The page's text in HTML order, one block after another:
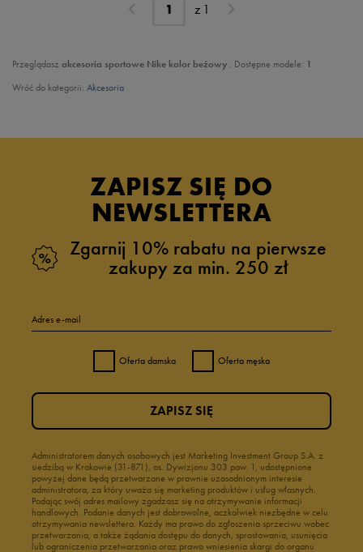
z 1
Przeglądasz akcesoria sportowe Nike kolor beżowy . Dostępne modele: 1
Wróć do kategorii: Akcesoria
ZAPISZ SIĘ DO
NEWSLETTERA
Zgarnij 10% rabatu na pierwsze
zakupy za min. 250 zł
Adres e-mail
Oferta damska Oferta męska
Administratorem danych osobowych jest Marketing Investment Group S.A. z
siedzibą w Krakowie (31-871), os. Dywizjonu 303 paw. 1, udostępnione
powyżej dane będą przetwarzane w prawnie uzasadnionym interesie
administratora, za który uważa się marketing produktów i usług własnych.
Podając swój adres mailowy zgadzasz się na otrzymywanie informacji
handlowych. Podanie danych jest dobrowolne, aczkolwiek niezbędne w celu
otrzymywania newslettera. Każdy ma prawo do zgłoszenia sprzeciwu wobec
przetwarzania, a także żądania dostępu do danych, sprostowania, usunięcia
lub ograniczenia przetwarzania oraz prawo wniesienia skargi do organu
ZAPISZ SIĘ